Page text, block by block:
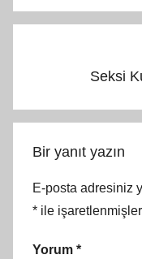
Seksi
Bir yanıt yazın
E-posta adresiniz
* ile
Yorum *